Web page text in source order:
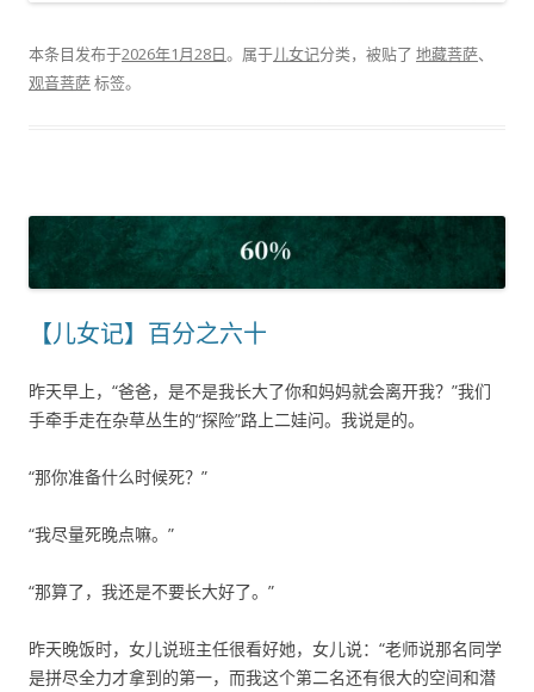
本条目发布于2026年1月28日。属于儿女记分类，被贴了 地藏菩萨、
观音菩萨标签。
【儿女记】百分之六十
昨天早上，“爸爸，是不是我长大了你和妈妈就会离开我？”我们
手牵手走在杂草丛生的“探险”路上二娃问。我说是的。
“那你准备什么时候死？”
“我尽量死晚点嘛。”
“那算了，我还是不要长大好了。”
昨天晚饭时，女儿说班主任很看好她，女儿说：“老师说那名同学
是拼尽全力才拿到的第一，而我这个第二名还有很大的空间和潜